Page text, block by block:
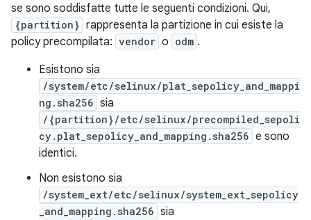
se sono soddisfatte tutte le seguenti condizioni. Qui,
{partition} rappresenta la partizione in cui esiste la
policy precompilata: vendor o odm .
Esistono sia
/system/etc/selinux/plat_sepolicy_and_mappi
ng.sha256 sia
/{partition}/etc/selinux/precompiled_sepoli
cy.plat_sepolicy_and_mapping.sha256 e sono
identici.
Non esistono sia
/system_ext/etc/selinux/system_ext_sepolicy
_and_mapping.sha256 sia